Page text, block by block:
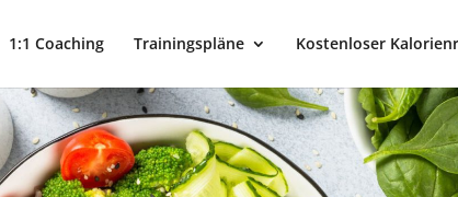
1:1 Coaching Trainingspläne Kostenloser